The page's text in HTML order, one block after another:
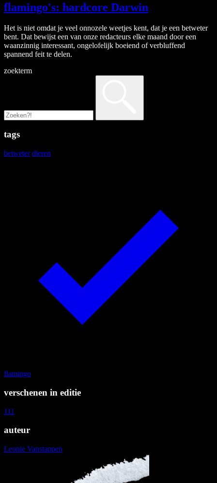
flamingo's: hardcore Darwin
Het is niet omdat je veel onnozele weetjes kent, dat je een betweter
bent. Dat bewijst een van onze redacteurs elke maand door een
waanzinnig interessant, ongelofelijk boeiend of verbluffend
spannend feit te delen.
zoekterm
tags
betweter dieren
flamingo
verschenen in editie
111
auteur
Leonie Vanstappen